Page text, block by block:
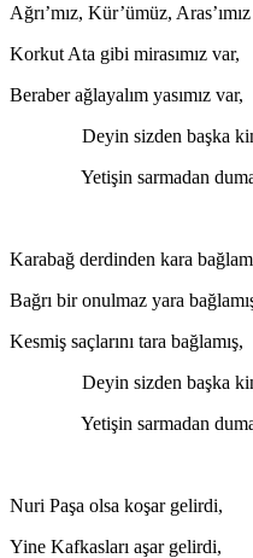
Ağrı’mız, Kür’ümüz,
Korkut Ata gibi mirasımız var,
Beraber ağlayalım yasımız var,
Deyin sizden başka kim
Yetişin sarmadan
Karabağ derdinden kara
Bağrı bir onulmaz yara
Kesmiş saçlarını tara bağlamış,
Deyin sizden başka kim
Yetişin sarmadan
Nuri Paşa olsa koşar gelirdi,
Yine Kafkasları aşar gelirdi,